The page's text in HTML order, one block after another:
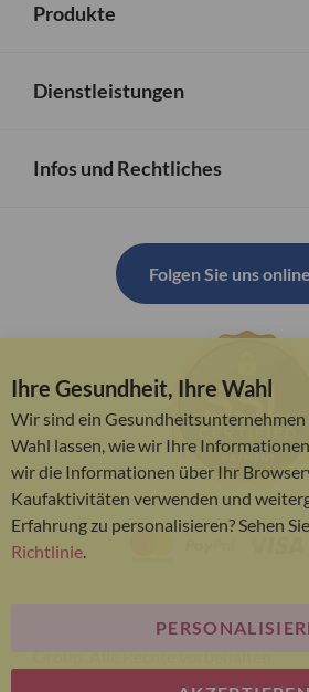
Produkte
Dienstleistungen
Infos und Rechtliches
Folgen Sie uns online
© Bariatric Advantage® ist eine
Group. Alle Rechte vorbehalten.
Ihre Gesundheit, Ihre Wahl
Wir sind ein
Wahl lassen, wie wir Ihre
wir die Informationen über Ihr
Kaufaktivitäten verwenden und
Erfahrung zu personalisieren? Sehen
Richtlinie.